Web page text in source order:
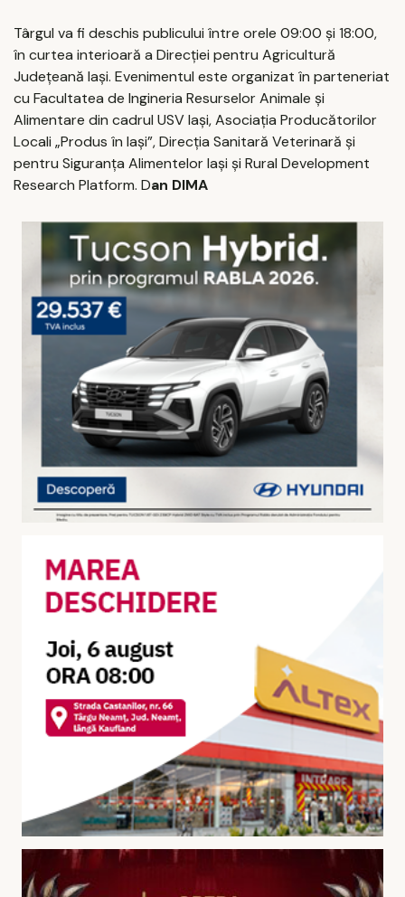
Târgul va fi deschis publicului între orele 09:00 și 18:00,
în curtea interioară a Direcției pentru Agricultură
Județeană Iași. Evenimentul este organizat în parteneriat
cu Facultatea de Ingineria Resurselor Animale și
Alimentare din cadrul USV Iași, Asociația Producătorilor
Locali „Produs în Iași”, Direcția Sanitară Veterinară și
pentru Siguranța Alimentelor Iași și Rural Development
Research Platform. Dan DIMA